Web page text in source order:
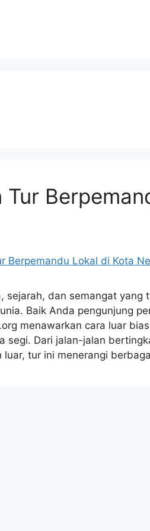
Tur
sejarah, dan semangat yang
Baik Anda pengunjung
menawarkan cara luar
segi. Dari jalan-jalan
tur ini menerangi